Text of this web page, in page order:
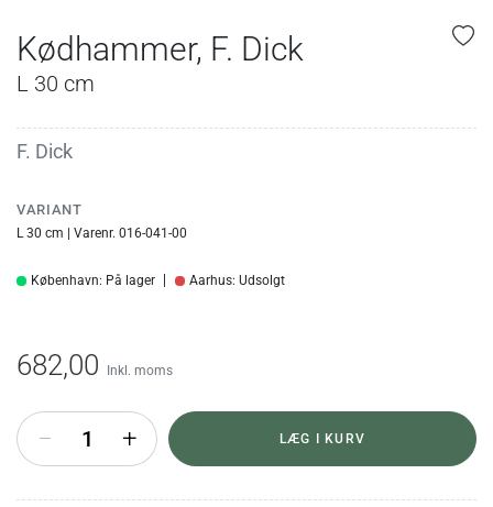
Kødhammer, F. Dick
L 30 cm
F. Dick
VARIANT
L 30 cm | Varenr. 016-041-00
København: På lager Aarhus: Udsolgt
682,00 Inkl. moms
+ LÆG I KURV